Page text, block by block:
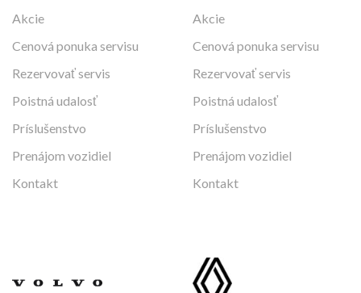
Akcie
Cenová ponuka servisu
Rezervovať servis
Poistná udalosť
Príslušenstvo
Prenájom vozidiel
Kontakt
Akcie
Cenová ponuka servisu
Rezervovať servis
Poistná udalosť
Príslušenstvo
Prenájom vozidiel
Kontakt